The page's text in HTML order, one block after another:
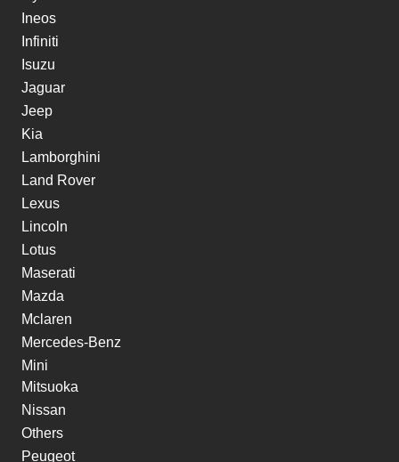
Ineos
Infiniti
Isuzu
Jaguar
Jeep
Kia
Lamborghini
Land Rover
Lexus
Lincoln
Lotus
Maserati
Mazda
Mclaren
Mercedes-Benz
Mini
Mitsuoka
Nissan
Others
Peugeot